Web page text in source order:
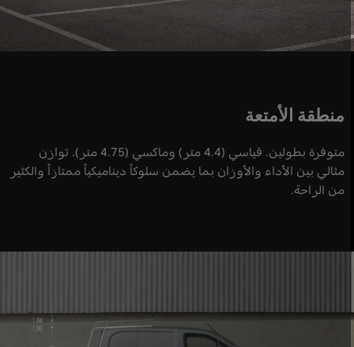
منطقة الأمتعة
متوفرة بطولين. قياسي (4.4 متر) وماكسي (4.75 متر). توازن
مثالي بين الأداء والأوزان بما يضمن سلوكاً ديناميكياً ممتازاً والكثير
من الراحة.